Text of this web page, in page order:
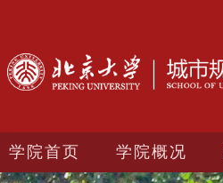
学院首页 学院概况